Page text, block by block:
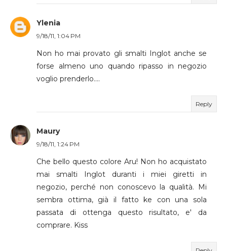
Ylenia
9/18/11, 1:04 PM
Non ho mai provato gli smalti Inglot anche se
forse almeno uno quando ripasso in negozio
voglio prenderlo....
Reply
Maury
9/18/11, 1:24 PM
Che bello questo colore Aru! Non ho acquistato
mai smalti Inglot duranti i miei giretti in
negozio, perché non conoscevo la qualità. Mi
sembra ottima, già il fatto ke con una sola
passata di ottenga questo risultato, e' da
comprare. Kiss